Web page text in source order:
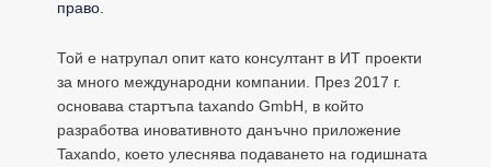
право.
Той е натрупал опит като консултант в ИТ проекти
за много международни компании. През 2017 г.
основава стартъпа taxando GmbH, в който
разработва иновативното данъчно приложение
Taxando, което улеснява подаването на годишната